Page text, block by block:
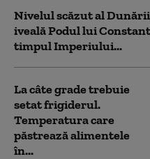
Nivelul scăzut al Dunării
iveală Podul lui
timpul Imperiului...
La câte grade trebuie
setat frigiderul.
Temperatura care
păstrează alimentele
în...